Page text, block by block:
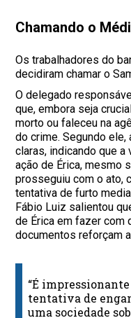
Chamando o
Os trabalhadores do
decidiram chamar o
O delegado
que, embora seja
morto ou faleceu na
do crime. Segundo
claras, indicando que
ação de Érica, mesmo
prosseguiu com o ato,
tentativa de furto
Fábio Luiz salientou
de Érica em fazer
documentos reforçam
“É
tentativa de
uma sociedade